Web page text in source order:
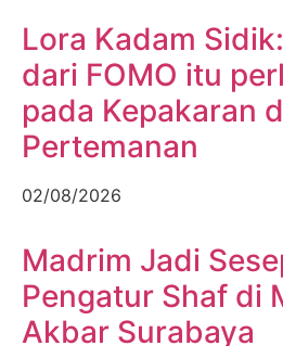
Lora Kadam
dari FOMO itu
pada Kepakaran
Pertemanan
02/08/2026
Madrim Jadi
Pengatur Shaf di
Akbar Surabaya